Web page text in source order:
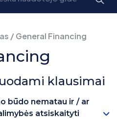
/General Financing
klausimai
būdo nematau ir / ar
atsiskaityti